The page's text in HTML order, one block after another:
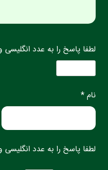
لطفا پاسخ را به عدد انگلیسی
نام *
لطفا پاسخ را به عدد انگلیسی